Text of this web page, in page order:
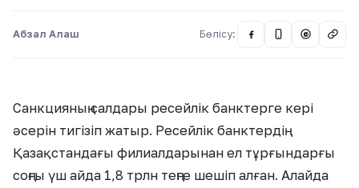
Абзал Алаш Бөлісу: @
Санкцияның салдары ресейлік банктерге кері
әсерін тигізіп жатыр. Ресейлік банктердің
Қазақстандағы филиалдарынан ел тұрғындарғы
соңғы үш айда 1,8 трлн теңге шешіп алған. Алайда